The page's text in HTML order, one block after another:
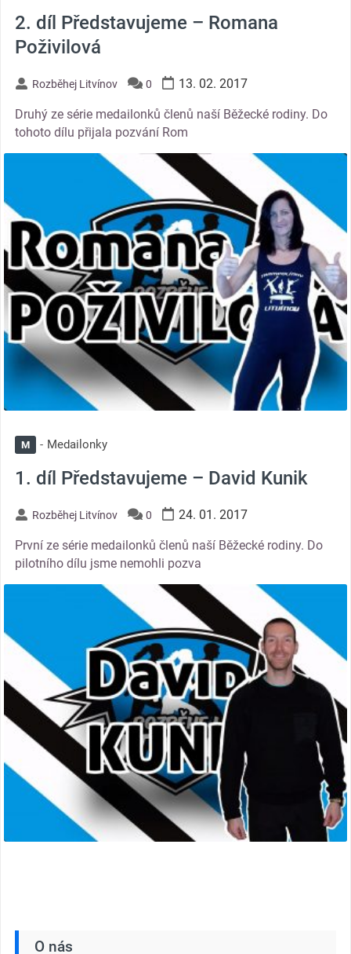
2. díl Představujeme – Romana
Poživilová
Rozběhej Litvínov 0 13. 02. 2017
Druhý ze série medailonků členů naší Běžecké rodiny. Do
tohoto dílu přijala pozvání Rom
M Medailonky
1. díl Představujeme – David Kunik
Rozběhej Litvínov 0 24. 01. 2017
První ze série medailonků členů naší Běžecké rodiny. Do
pilotního dílu jsme nemohli pozva
O nás